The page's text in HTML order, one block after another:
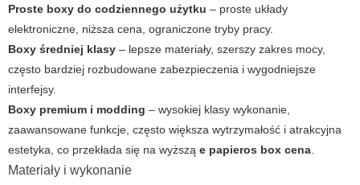
Proste boxy do codziennego użytku – proste układy
elektroniczne, niższa cena, ograniczone tryby pracy.
Boxy średniej klasy – lepsze materiały, szerszy zakres mocy,
często bardziej rozbudowane zabezpieczenia i wygodniejsze
interfejsy.
Boxy premium i modding – wysokiej klasy wykonanie,
zaawansowane funkcje, często większa wytrzymałość i atrakcyjna
estetyka, co przekłada się na wyższą e papieros box cena.
Materiały i wykonanie